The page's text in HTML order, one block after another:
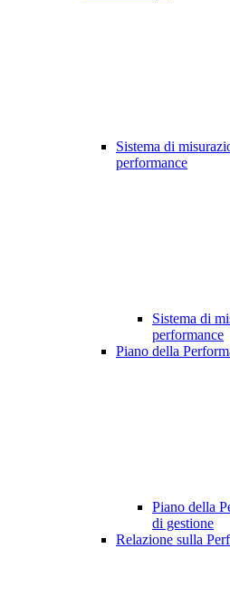
Sistema di
performance
Sistema di
performance
Piano della
Piano della
di gestione
Relazione sulla